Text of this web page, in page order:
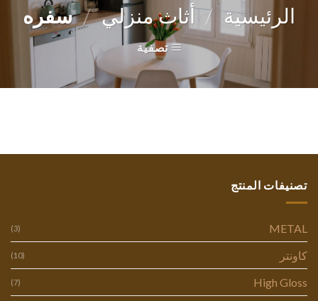
الرئيسية / أثاث منزلي / سفره
تصفية
تصنيفات المنتج
METAL
(3)
كاونتر (10)
High Gloss
(7)